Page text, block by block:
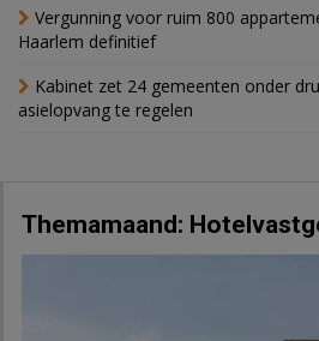
Vergunning voor ruim 800
Haarlem definitief
Kabinet zet 24 gemeenten onder
asielopvang te regelen
Themamaand: